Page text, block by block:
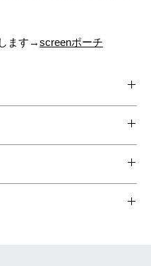
ます→screenポーチ
トップページをご覧くださ